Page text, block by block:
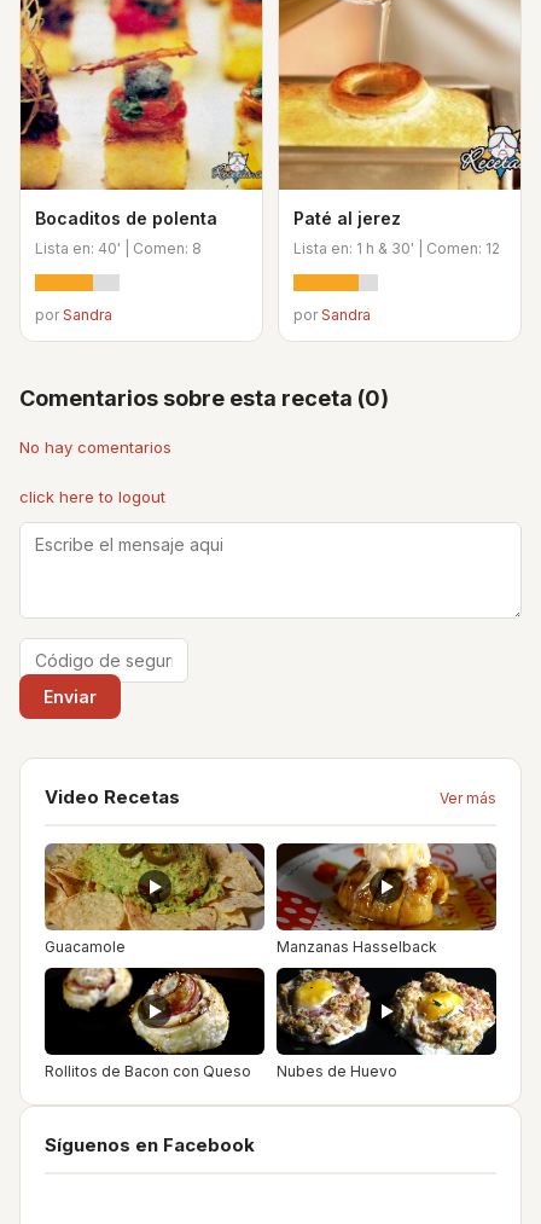
Bocaditos de polenta
Lista en: 40' | Comen: 8
porSandra
Paté al jerez
Lista en: 1 h & 30' | Comen: 12
porSandra
Comentarios sobre esta receta (0)
No hay comentarios
click here to logout
Video Recetas Ver más
Guacamole Manzanas Hasselback
Rollitos de Bacon con Queso Nubes de Huevo
Síguenos en Facebook